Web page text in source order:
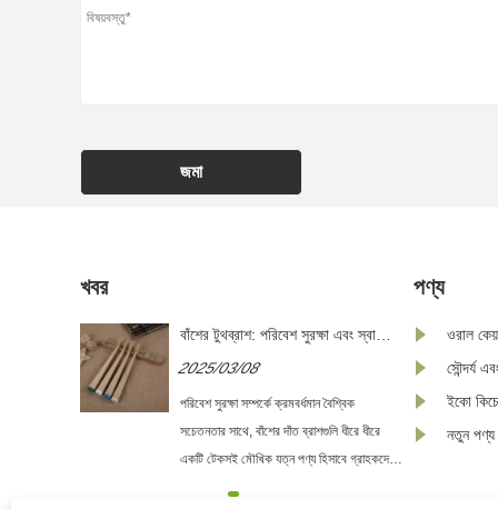
জমা
খবর
বাঁশের টুথব্রাশ: পরিবেশ সুরক্ষা এবং স্বাস্থ্যের
2025/03/08
পরিবেশ সুরক্ষা সম্পর্কে ক্রমবর্ধমান বৈশ্বিক
সচেতনতার সাথে, বাঁশের দাঁত ব্রাশগুলি ধীরে ধীরে
একটি টেকসই মৌখিক যত্ন পণ্য হিসাবে গ্রাহকদের
পণ্য
ওরাল
সৌন্দর্য
ইকো
নতুন পণ্য